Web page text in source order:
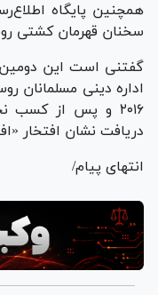
همچنین پایگاه
سخنان قهرمان کشتی
گفتنی است این دومین
اداره دینی مسلمانان
۲۰۱۶ و پس از
دریافت نشان افتخار
انتهای پیام/